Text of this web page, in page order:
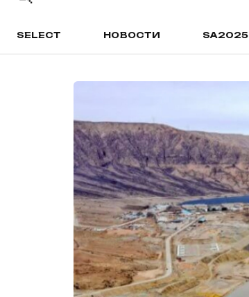
SELECT НОВОСТИ SA2025